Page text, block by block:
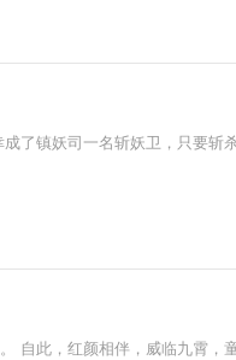
了镇妖司一名斩妖卫，只要
自此，红颜相伴，威临九霄